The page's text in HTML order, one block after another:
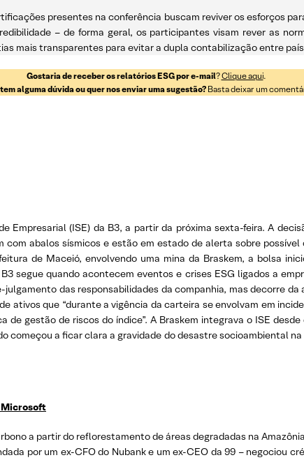
presentes na conferência buscam reviver os esforços
– de forma geral, os participantes visam rever as
mais transparentes para evitar a dupla contabilização entre
Gostaria de receber os relatórios ESG por e-mail?Clique aqui.
alguma dúvida ou quer nos enviar uma sugestão? Basta deixar um
Empresarial (ISE) da B3, a partir da próxima sexta-feira. A
com abalos sísmicos e estão em estado de alerta sobre
de Maceió, envolvendo uma mina da Braskem, a bolsa
segue quando acontecem eventos e crises ESG ligados a
das responsabilidades da companhia, mas decorre
ativos que “durante a vigência da carteira se envolvam em
gestão de riscos do índice”. A Braskem integrava o ISE
começou a ficar clara a gravidade do desastre socioambiental
Microsoft
a partir do reflorestamento de áreas degradadas na
por um ex-CFO do Nubank e um ex-CEO da 99 – negociou